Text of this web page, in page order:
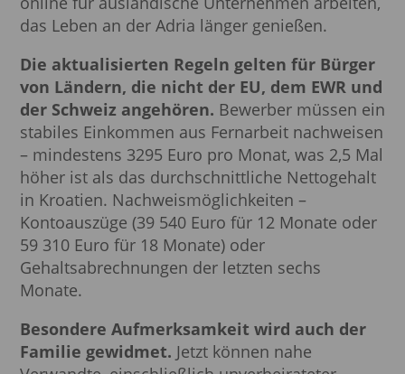
das Leben an der Adria länger genießen.
Die aktualisierten Regeln gelten für Bürger
von Ländern, die nicht der EU, dem EWR und
der Schweiz angehören. Bewerber müssen ein
stabiles Einkommen aus Fernarbeit nachweisen
– mindestens 3295 Euro pro Monat, was 2,5 Mal
höher ist als das durchschnittliche Nettogehalt
in Kroatien. Nachweismöglichkeiten –
Kontoauszüge (39 540 Euro für 12 Monate oder
59 310 Euro für 18 Monate) oder
Gehaltsabrechnungen der letzten sechs
Monate.
Besondere Aufmerksamkeit wird auch der
Familie gewidmet. Jetzt können nahe